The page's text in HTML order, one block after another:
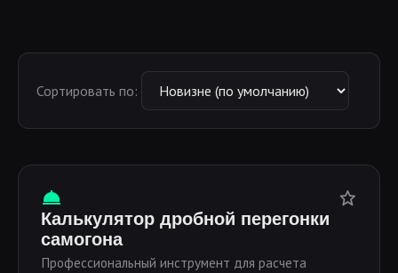
Сортировать по:
Калькулятор дробной перегонки
самогона
Профессиональный инструмент для расчета